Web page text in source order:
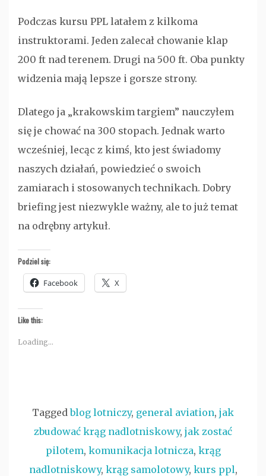
Podczas kursu PPL latałem z kilkoma
instruktorami. Jeden zalecał chowanie klap
200 ft nad terenem. Drugi na 500 ft. Oba punkty
widzenia mają lepsze i gorsze strony.
Dlatego ja „krakowskim targiem” nauczyłem
się je chować na 300 stopach. Jednak warto
wcześniej, lecąc z kimś, kto jest świadomy
naszych działań, powiedzieć o swoich
zamiarach i stosowanych technikach. Dobry
briefing jest niezwykle ważny, ale to już temat
na odrębny artykuł.
Podziel się:
Facebook X
Like this:
Loading...
Taggedblog lotniczy, general aviation, jak
zbudować krąg nadlotniskowy, jak zostać
pilotem, komunikacja lotnicza, krąg
nadlotniskowy, krąg samolotowy, kurs ppl,